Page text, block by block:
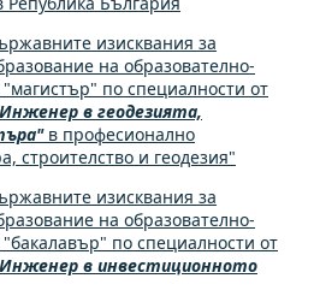
изисквания за
на образователно-
по специалности от
в геодезията,
в професионално
строителство и геодезия"
изисквания за
на образователно-
по специалности от
Инженер в инвестиционното